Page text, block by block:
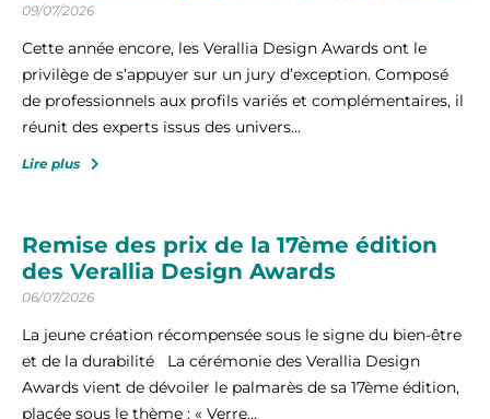
09/07/2026
Cette année encore, les Verallia Design Awards ont le
privilège de s’appuyer sur un jury d’exception. Composé
de professionnels aux profils variés et complémentaires, il
réunit des experts issus des univers...
Lire plus
Remise des prix de la 17ème édition
des Verallia Design Awards
06/07/2026
La jeune création récompensée sous le signe du bien-être
et de la durabilité La cérémonie des Verallia Design
Awards vient de dévoiler le palmarès de sa 17ème édition,
placée sous le thème : « Verre...